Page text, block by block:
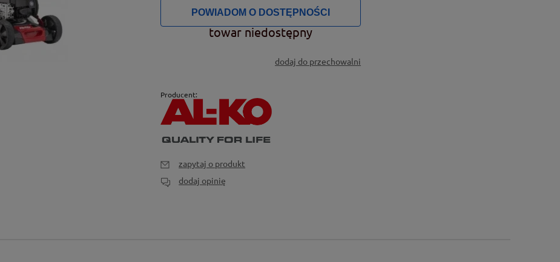
POWIADOM O DOSTĘPNOŚCI
towar niedostępny
dodaj do przechowalni
Producent:
zapytaj o produkt
dodaj opinię